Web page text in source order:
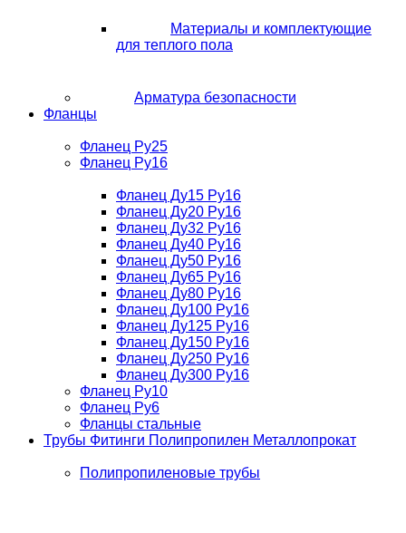
Материалы и комплектующие
для теплого пола
Арматура безопасности
Фланцы
Фланец Ру25
Фланец Ру16
Фланец Ду15 Ру16
Фланец Ду20 Ру16
Фланец Ду32 Ру16
Фланец Ду40 Ру16
Фланец Ду50 Ру16
Фланец Ду65 Ру16
Фланец Ду80 Ру16
Фланец Ду100 Ру16
Фланец Ду125 Ру16
Фланец Ду150 Ру16
Фланец Ду250 Ру16
Фланец Ду300 Ру16
Фланец Ру10
Фланец Ру6
Фланцы стальные
Трубы Фитинги Полипропилен Металлопрокат
Полипропиленовые трубы